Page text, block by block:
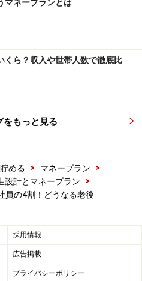
を目的としており、特定の金融
はありません。
ご判断はご自身の責任において
ては十分に配慮しております
なく、これに基づく損失・損害
負いません。
ず各金融機関やサービス提供者
券1000円分プレゼント
モニター企画に参加が可能に
マネープランとは
くら？収入や世帯人数で徹底比
をもっと見る
貯める > マネープラン
>
設計とマネープラン
>
員の4割！どうなる老後
採用情報
広告掲載
プライバシーポリシー